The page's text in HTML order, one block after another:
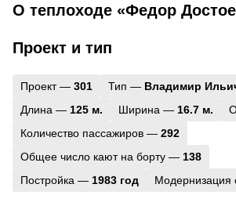
О теплоходе «Федор
Проект и тип
Проект — 301 Тип — Владимир
Длина — 125 м. Ширина — 16.7 м.
Количество пассажиров — 292
Общее число кают на борту — 138
Постройка — 1983 год Модернизация